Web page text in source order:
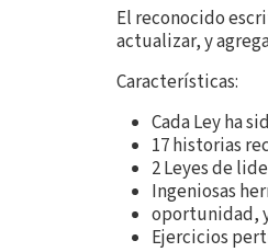
El reconocido
actualizar, y
Características:
Cada Ley ha
17 historias
2 Leyes de
Ingeniosas
oportunidad,
Ejercicios